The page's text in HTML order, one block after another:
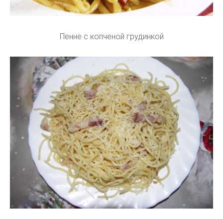
Пенне с копченой грудинкой